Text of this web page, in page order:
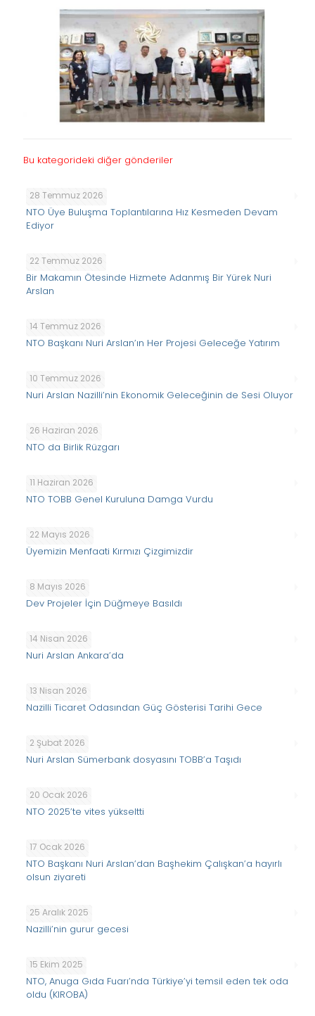
Bu kategorideki diğer gönderiler
28 Temmuz 2026
NTO Üye Buluşma Toplantılarına Hız Kesmeden Devam
Ediyor
22 Temmuz 2026
Bir Makamın Ötesinde Hizmete Adanmış Bir Yürek Nuri
Arslan
14 Temmuz 2026
NTO Başkanı Nuri Arslan’ın Her Projesi Geleceğe Yatırım
10 Temmuz 2026
Nuri Arslan Nazilli’nin Ekonomik Geleceğinin de Sesi Oluyor
26 Haziran 2026
NTO da Birlik Rüzgarı
11 Haziran 2026
NTO TOBB Genel Kuruluna Damga Vurdu
22 Mayıs 2026
Üyemizin Menfaati Kırmızı Çizgimizdir
8 Mayıs 2026
Dev Projeler İçin Düğmeye Basıldı
14 Nisan 2026
Nuri Arslan Ankara’da
13 Nisan 2026
Nazilli Ticaret Odasından Güç Gösterisi Tarihi Gece
2 Şubat 2026
Nuri Arslan Sümerbank dosyasını TOBB’a Taşıdı
20 Ocak 2026
NTO 2025’te vites yükseltti
17 Ocak 2026
NTO Başkanı Nuri Arslan’dan Başhekim Çalışkan’a hayırlı
olsun ziyareti
25 Aralık 2025
Nazilli’nin gurur gecesi
15 Ekim 2025
NTO, Anuga Gıda Fuarı’nda Türkiye’yi temsil eden tek oda
oldu (KIROBA)